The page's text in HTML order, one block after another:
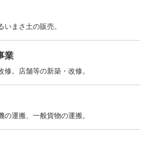
いまさ土の販売。
業
修。店舗等の新築・改修。
の運搬、一般貨物の運搬。